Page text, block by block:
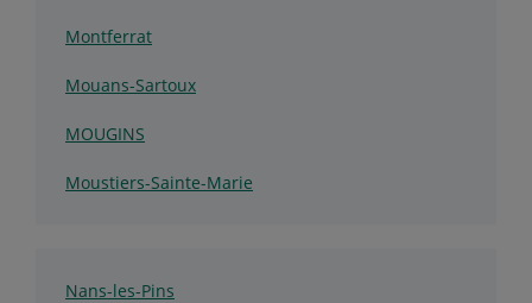
Montferrat
Mouans-Sartoux
MOUGINS
Moustiers-Sainte-Marie
Nans-les-Pins